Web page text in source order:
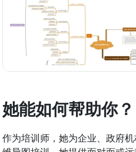
她能如何帮助你？
作为培训师，她为企业、政府